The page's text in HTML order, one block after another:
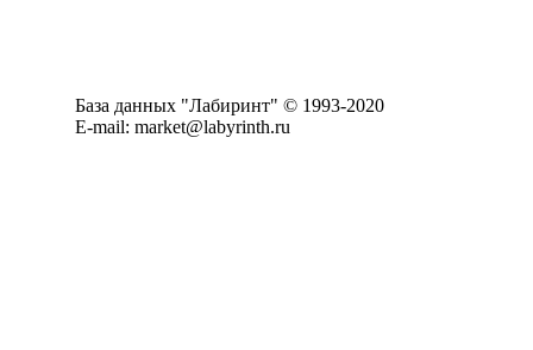
База данных "Лабиринт" © 1993-2020
E-mail: market@labyrinth.ru